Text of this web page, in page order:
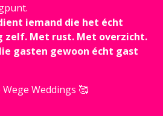
iemand die het écht
zelf. Met rust. Met overzicht.
gasten gewoon écht gast
Weddings 🥰